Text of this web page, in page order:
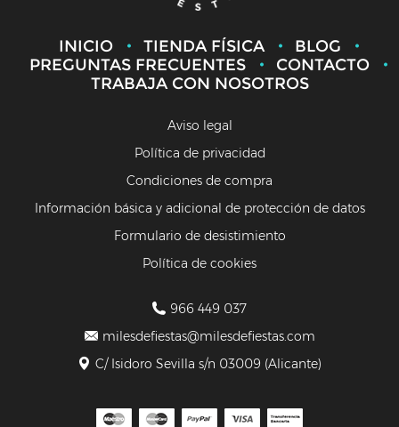
INICIO TIENDA FÍSICA
BLOG
PREGUNTAS FRECUENTES
CONTACTO
TRABAJA CON NOSOTROS
Aviso legal
Política de privacidad
Condiciones de compra
Información básica y adicional de protección de datos
Formulario de desistimiento
Política de cookies
966 449 037
milesdefiestas@milesdefiestas.com
C/ Isidoro Sevilla s/n 03009 (Alicante)